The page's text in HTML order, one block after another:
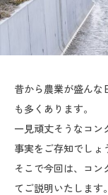
昔から農業が盛んな
も多くあります。
一見頑丈そうなコン
事実をご存知でしょ
そこで今回は、コ
てご説明いたします。